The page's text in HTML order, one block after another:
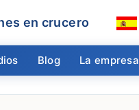
en crucero
Blog La empresa